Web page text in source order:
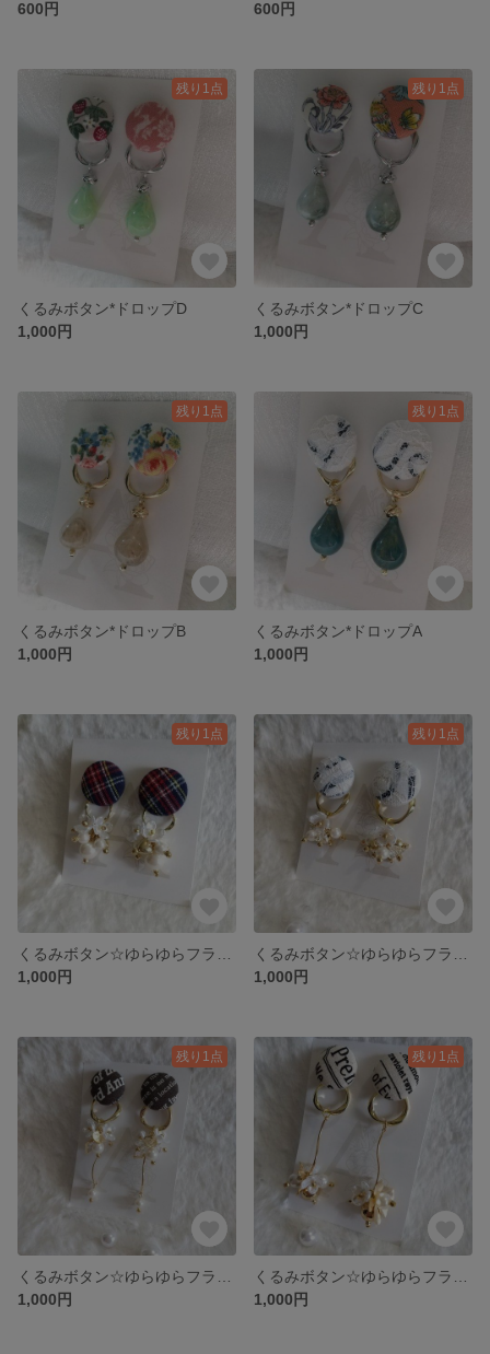
600円 600円
残り1点
くるみボタン*ドロップD
1,000円
残り1点
くるみボタン*ドロップC
1,000円
残り1点
くるみボタン*ドロップB
1,000円
残り1点
くるみボタン*ドロップA
1,000円
残り1点
1,000円
残り1点
1,000円
残り1点
1,000円
残り1点
1,000円